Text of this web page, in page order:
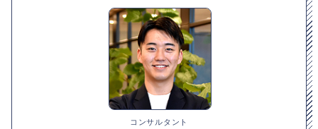
コンサルタント